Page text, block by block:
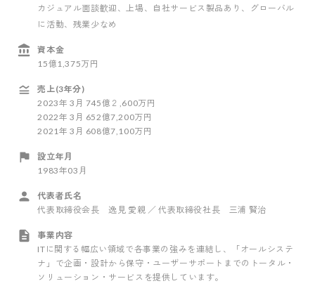
カジュアル面談歓迎 、上場 、自社サービス製品あり 、グローバル
に活動、残業少なめ
資本金
15億1,375万円
売上(3年分)
2023年 3 月 745億２,600万円
2022年 3 月 652億7,200万円
2021 年 3 月 608億7,100万円
設立年月
1983年03月
代表者氏名
代表取締役会長 逸見 愛親 ／ 代表取締役社長 三浦 賢治
事業内容
ITに関する幅広い領域で各事業の強みを連結し、「オールシステ
ナ」で企画・設計から保守・ユーザーサポートまでのトータル・
ソリューション・サービスを提供しています。